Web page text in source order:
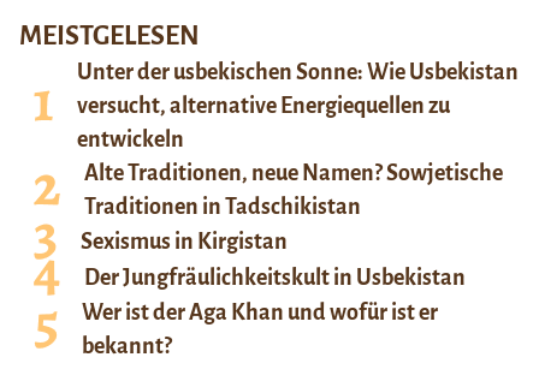
MEISTGELESEN
Unter der usbekischen Sonne: Wie Usbekistan
versucht, alternative Energiequellen zu
entwickeln
Alte Traditionen, neue Namen? Sowjetische
Traditionen in Tadschikistan
Sexismus in Kirgistan
Der Jungfräulichkeitskult in Usbekistan
Wer ist der Aga Khan und wofür ist er
bekannt?